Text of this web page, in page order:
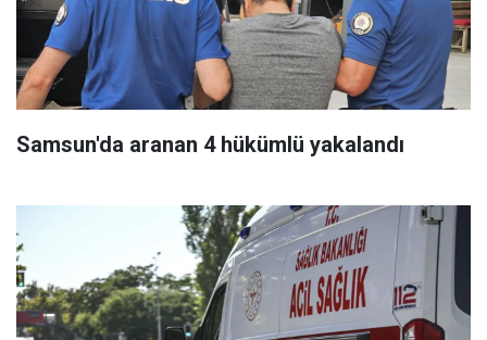
Samsun'da aranan 4 hükümlü yakalandı